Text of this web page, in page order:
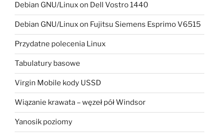
Debian GNU/Linux on Dell Vostro 1440
Debian GNU/Linux on Fujitsu Siemens Esprimo V6515
Przydatne polecenia Linux
Tabulatury basowe
Virgin Mobile kody USSD
Wiązanie krawata – węzeł pół Windsor
Yanosik poziomy